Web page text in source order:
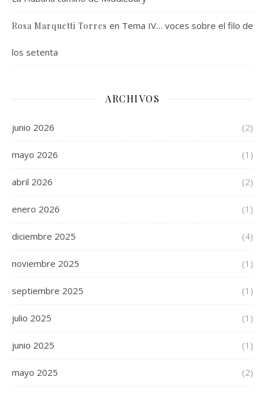
Rosa Marquetti Torres en Tema IV… voces sobre el filo de
los setenta
ARCHIVOS
junio 2026 (2)
mayo 2026 (1)
abril 2026 (2)
enero 2026 (1)
diciembre 2025 (4)
noviembre 2025 (1)
septiembre 2025 (1)
julio 2025 (1)
junio 2025 (1)
mayo 2025 (2)